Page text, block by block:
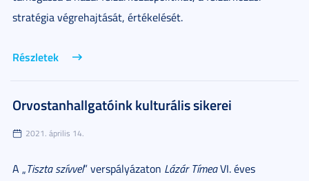
stratégia végrehajtását, értékelését.
Részletek
Orvostanhallgatóink kulturális sikerei
2021. április 14.
A „Tiszta szívvel” verspályázaton Lázár TímeaVI. éves